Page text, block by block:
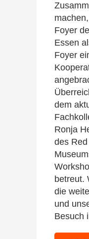
Foyer
Essen
Foyer
dem
Ronja
des
betreut.
die
und
Besuch